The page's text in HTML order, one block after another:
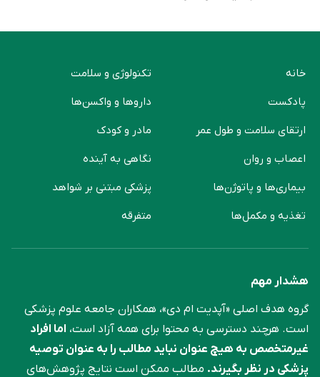
خانه
پادکست
ارتقای سلامت و طول عمر
اعصاب و روان
بیماری‌ها و پاتوژن‌ها
تغذیه و مکمل‌ها
تکنولوژی و سلامت
دارو‌ها و واکسن‌ها
مادر و کودک
نگاهی به آینده
پزشکی مبتنی بر شواهد
متفرقه
هشدار مهم
گروه هدف اصلی «آپدیت ام دی»، همکاران جامعه علوم ‌پزشکی
است. هرچند دسترسی به محتوا برای همه آزاد است، اما افراد
غیرمتخصص به هیچ عنوان نباید مطالب را به عنوان توصیه
پزشکی در نظر بگیرند. مطالب ممکن است نتایج پژوهش‌های